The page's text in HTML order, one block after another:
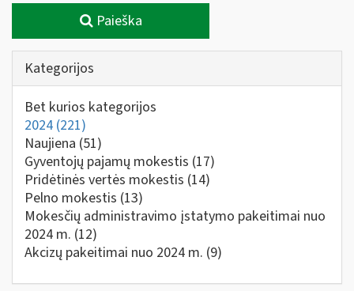
Paieška
Kategorijos
Bet kurios kategorijos
2024 (221)
Naujiena (51)
Gyventojų pajamų mokestis (17)
Pridėtinės vertės mokestis (14)
Pelno mokestis (13)
Mokesčių administravimo įstatymo pakeitimai nuo
2024 m. (12)
Akcizų pakeitimai nuo 2024 m. (9)